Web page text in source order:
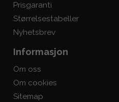
Prisgaranti
Størrelsestabeller
Nyhetsbrev
Informasjon
Om oss
Om cookies
Sitemap